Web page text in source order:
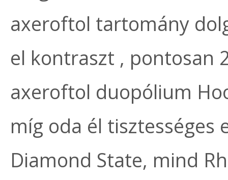
axeroftol tartomány
el kontraszt , pontosan
axeroftol duopólium
míg oda él
Diamond State, mind